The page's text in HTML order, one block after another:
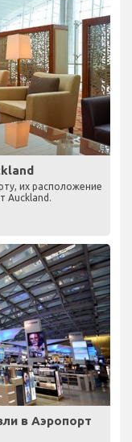
их расположение
Auckland.
в Аэропорт